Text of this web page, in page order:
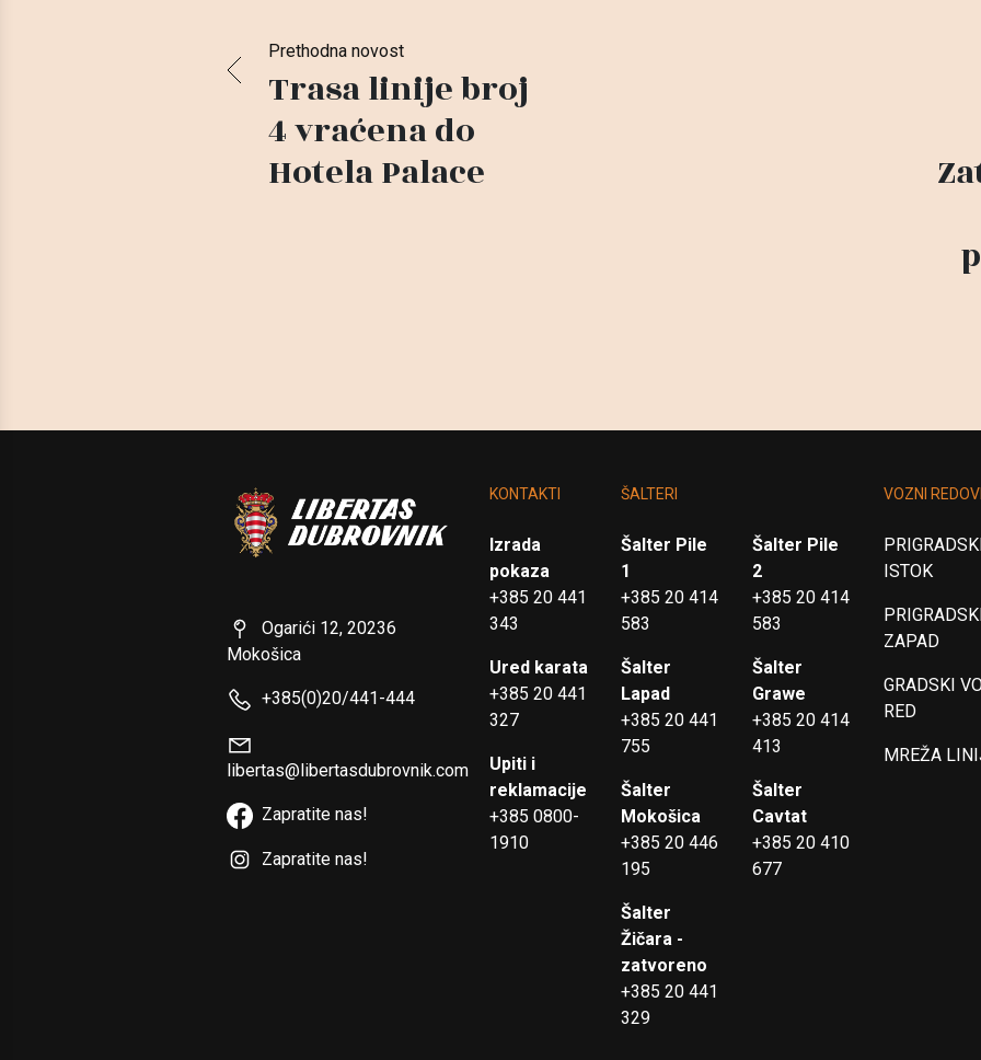
Prethodna novost
Trasa linije broj
4 vraćena do
Hotela Palace
Ogarići 12, 20236
Mokošica
+385(0)20/441-444
libertas@libertasdubrovnik.com
Zapratite nas!
Zapratite nas!
KONTAKTI
Izrada
pokaza
+385 20 441
343
Ured karata
+385 20 441
327
Upiti i
reklamacije
+385 0800-
1910
ŠALTERI
Šalter Pile
1
+385 20 414
583
Šalter Pile
2
+385 20 414
583
Šalter
Lapad
+385 20 441
755
Šalter
Grawe
+385 20 414
413
Šalter
Mokošica
+385 20 446
195
Šalter
Cavtat
+385 20 410
677
Šalter
Žičara -
zatvoreno
+385 20 441
329
VOZNI REDOVI
ISTOK
ZAPAD
GRADSKI
RED
MREŽA